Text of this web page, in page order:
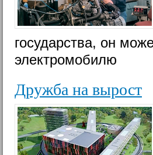
государства, он
электромобилю
Дружба на вырост